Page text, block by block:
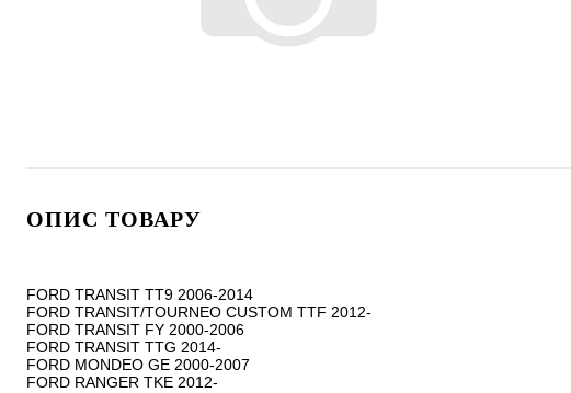
ОПИС ТОВАРУ
FORD TRANSIT TT9 2006-2014
FORD TRANSIT/TOURNEO CUSTOM TTF 2012-
FORD TRANSIT FY 2000-2006
FORD TRANSIT TTG 2014-
FORD MONDEO GE 2000-2007
FORD RANGER TKE 2012-